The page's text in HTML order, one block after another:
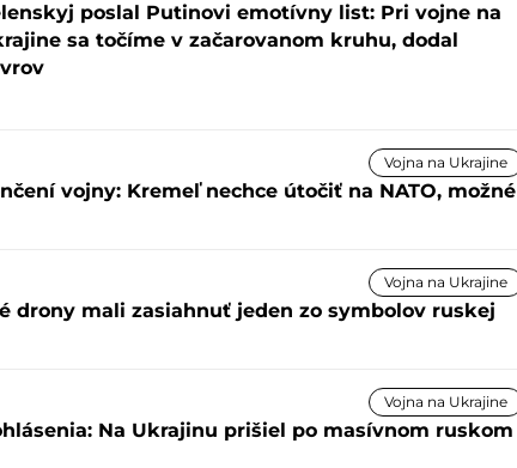
poslal Putinovi emotívny list: Pri vojne na
sa točíme v začarovanom kruhu, dodal
Vojna na Ukrajine
vojny: Kremeľ nechce útočiť na NATO, možné
Vojna na Ukrajine
drony mali zasiahnuť jeden zo symbolov ruskej
Vojna na Ukrajine
Na Ukrajinu prišiel po masívnom ruskom